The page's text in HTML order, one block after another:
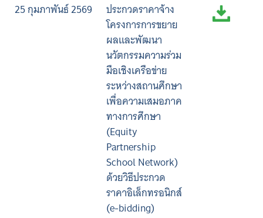
25 กุมภาพันธ์ 2569
ประกวดราคาจ้าง
โครงการการขยาย
ผลและพัฒนา
นวัตกรรมความร่วม
มือเชิงเครือข่าย
ระหว่างสถานศึกษา
เพื่อความเสมอภาค
ทางการศึกษา
(Equity
Partnership
School Network)
ด้วยวิธีประกวด
ราคาอิเล็กทรอนิกส์
(e-bidding)